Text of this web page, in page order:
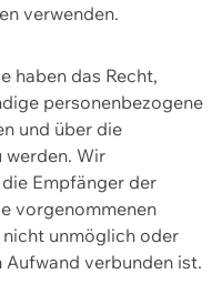
verwenden.
haben das Recht,
personenbezogene
und über die
Wir
Empfänger der
vorgenommenen
unmöglich oder
verbunden ist.